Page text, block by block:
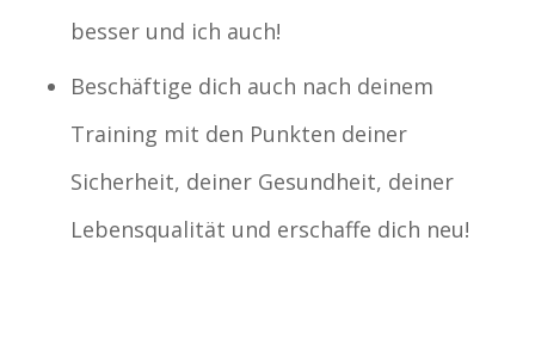
besser und ich auch!
Beschäftige dich auch nach deinem
Training mit den Punkten deiner
Sicherheit, deiner Gesundheit, deiner
Lebensqualität und erschaffe dich neu!